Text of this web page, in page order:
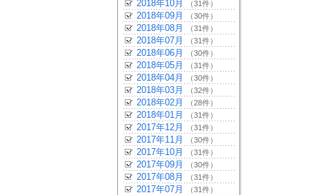
2018年10月 （31件）
2018年09月 （30件）
2018年08月 （31件）
2018年07月 （31件）
2018年06月 （30件）
2018年05月 （31件）
2018年04月 （30件）
2018年03月 （32件）
2018年02月 （28件）
2018年01月 （31件）
2017年12月 （31件）
2017年11月 （30件）
2017年10月 （31件）
2017年09月 （30件）
2017年08月 （31件）
2017年07月 （31件）